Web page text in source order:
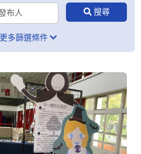
更多篩選條件